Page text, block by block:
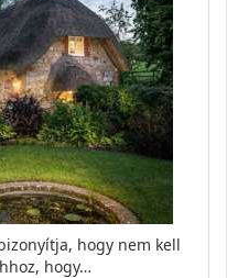
hogy nem kell
hogy…